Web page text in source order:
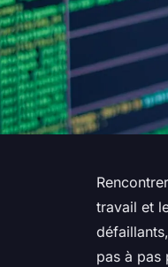
travail et
pas à pas